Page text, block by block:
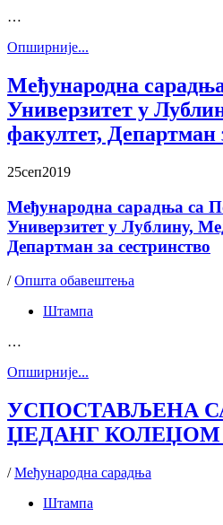
…
Oпширније...
Међународна
Универзитет у
факултет, Департман
25сеп2019
Међународна сарадња са
Универзитет у Лублину,
Департман за сестринство
/Општа обавештења
Штампа
…
Oпширније...
УСПОСТАВЉЕНА
ЏЕДАНГ КОЛЕЏОМ
/Међународна сарадња
Штампа